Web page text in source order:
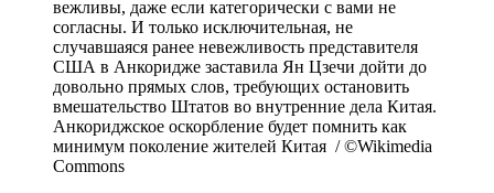
вежливы, даже если категорически с вами не
согласны. И только исключительная, не
случавшаяся ранее невежливость представителя
США в Анкоридже заставила Ян Цзечи дойти до
довольно прямых слов, требующих остановить
вмешательство Штатов во внутренние дела Китая.
Анкориджское оскорбление будет помнить как
минимум поколение жителей Китая / ©Wikimedia
Commons